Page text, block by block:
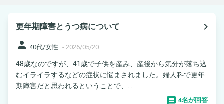
更年期障害とうつ病について
navigate_next
person 40代/女性 - 2026/05/20
48歳なのですが、41歳で子供を産み、産後から気分が落ち込
むイライラするなどの症状に悩まされました。婦人科で更年
期障害だと思われるということで、...
4名が回答